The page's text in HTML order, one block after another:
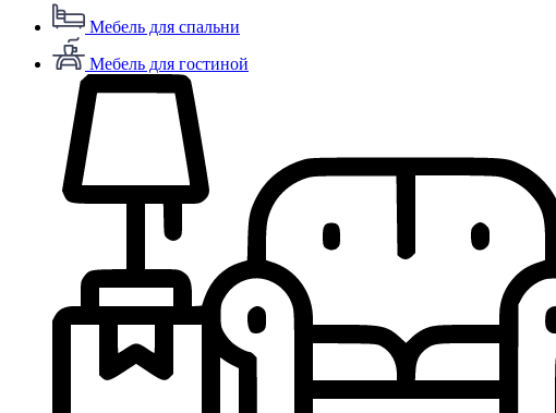
Мебель для спальни
Мебель для гостиной